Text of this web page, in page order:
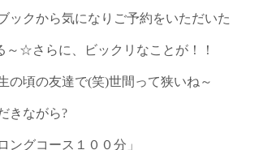
ックから気になりご予約をいただいた
～☆さらに、ビックリなことが！！
の頃の友達で(笑)世間って狭いね～
きながら?
ングコース１００分」